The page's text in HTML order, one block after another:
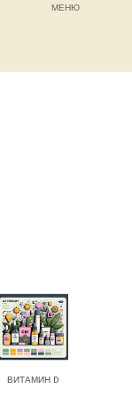
МЕНЮ
ВИТАМИН D